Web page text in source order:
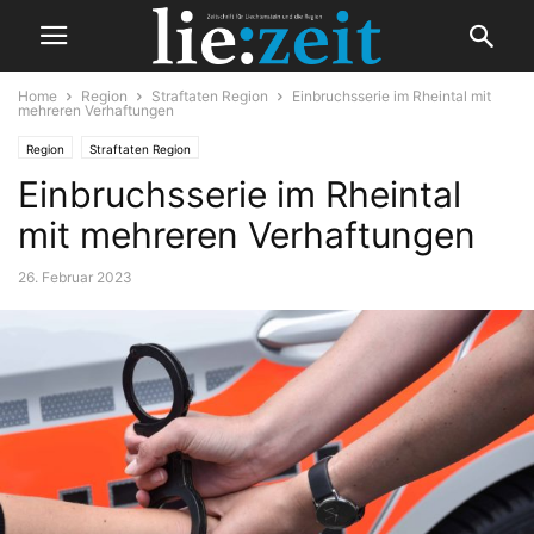
Home Region Straftaten Region
Einbruchsserie im Rheintal mit
mehreren Verhaftungen
Region Straftaten Region
Einbruchsserie im Rheintal
mit mehreren Verhaftungen
26. Februar 2023